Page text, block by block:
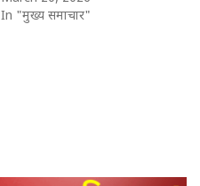
In "मुख्य समाचार"